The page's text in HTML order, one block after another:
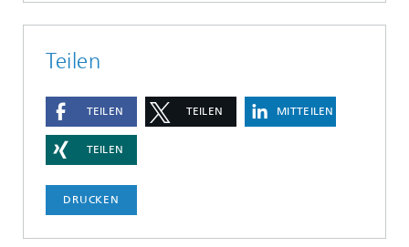
Teilen
TEILEN TEILEN MITTEILEN
TEILEN
DRUCKEN